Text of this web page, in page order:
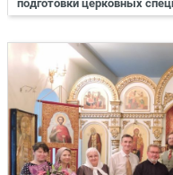
подготовки церковных